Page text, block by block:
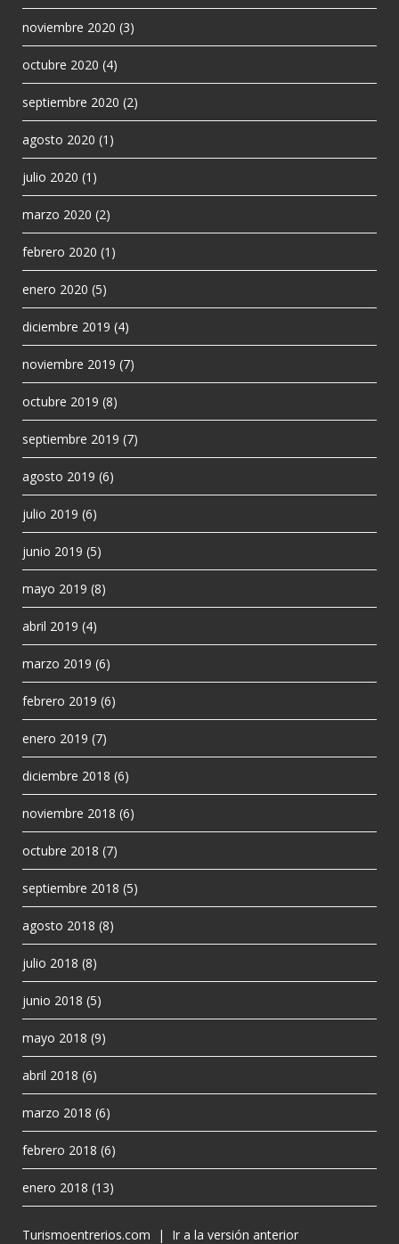
noviembre 2020 (3)
octubre 2020 (4)
septiembre 2020 (2)
agosto 2020 (1)
julio 2020 (1)
marzo 2020 (2)
febrero 2020 (1)
enero 2020 (5)
diciembre 2019 (4)
noviembre 2019 (7)
octubre 2019 (8)
septiembre 2019 (7)
agosto 2019 (6)
julio 2019 (6)
junio 2019 (5)
mayo 2019 (8)
abril 2019 (4)
marzo 2019 (6)
febrero 2019 (6)
enero 2019 (7)
diciembre 2018 (6)
noviembre 2018 (6)
octubre 2018 (7)
septiembre 2018 (5)
agosto 2018 (8)
julio 2018 (8)
junio 2018 (5)
mayo 2018 (9)
abril 2018 (6)
marzo 2018 (6)
febrero 2018 (6)
enero 2018 (13)
Turismoentrerios.com | Ir a la versión anterior